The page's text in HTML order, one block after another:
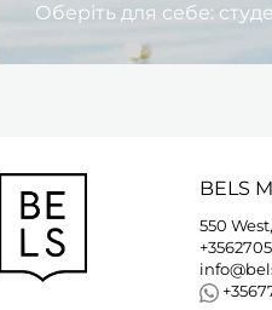
Оберіть для себе:
BELS
550